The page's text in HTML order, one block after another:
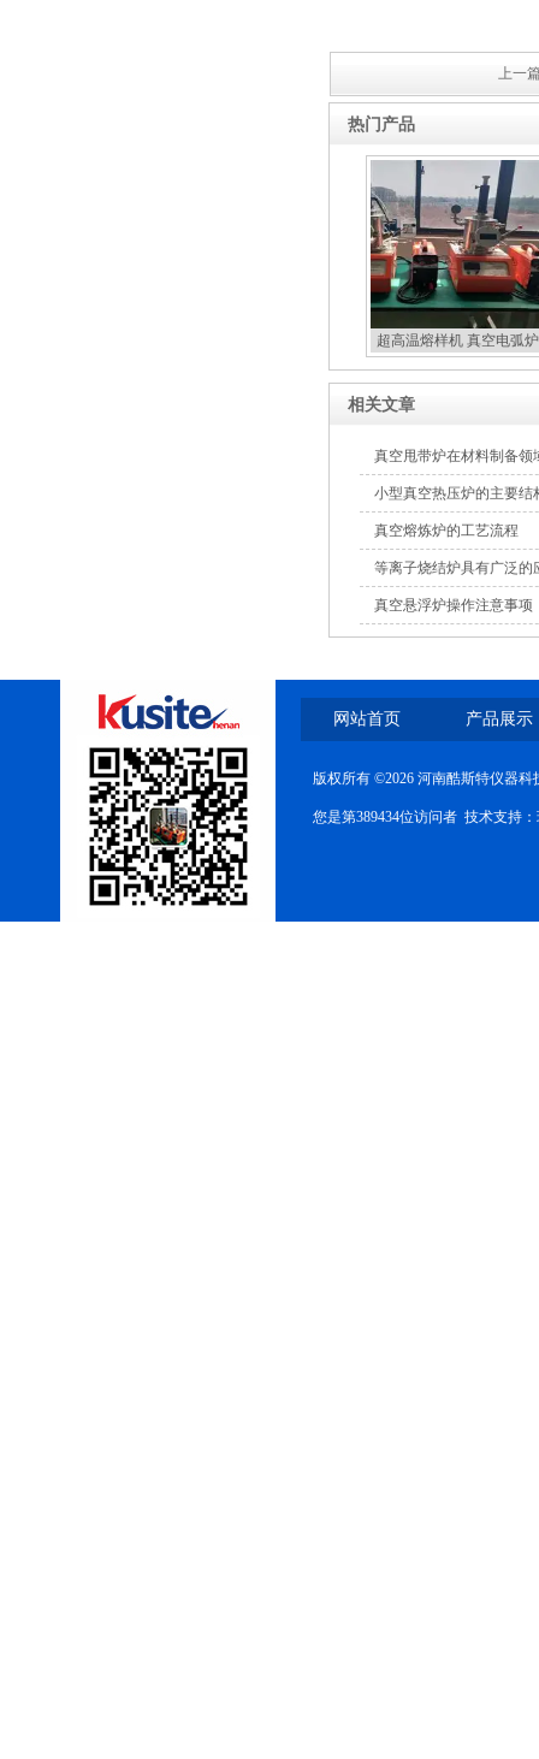
上一
热门产品
超高温熔样机 真空电弧
相关文章
真空甩带炉在材料制备领
小型真空热压炉的主要结
真空熔炼炉的工艺流程
等离子烧结炉具有广泛的
真空悬浮炉操作注意事项
网站首页 产品展示
版权所有 ©2026 河南酷斯特仪器
您是第389434位访问者 技术支持：